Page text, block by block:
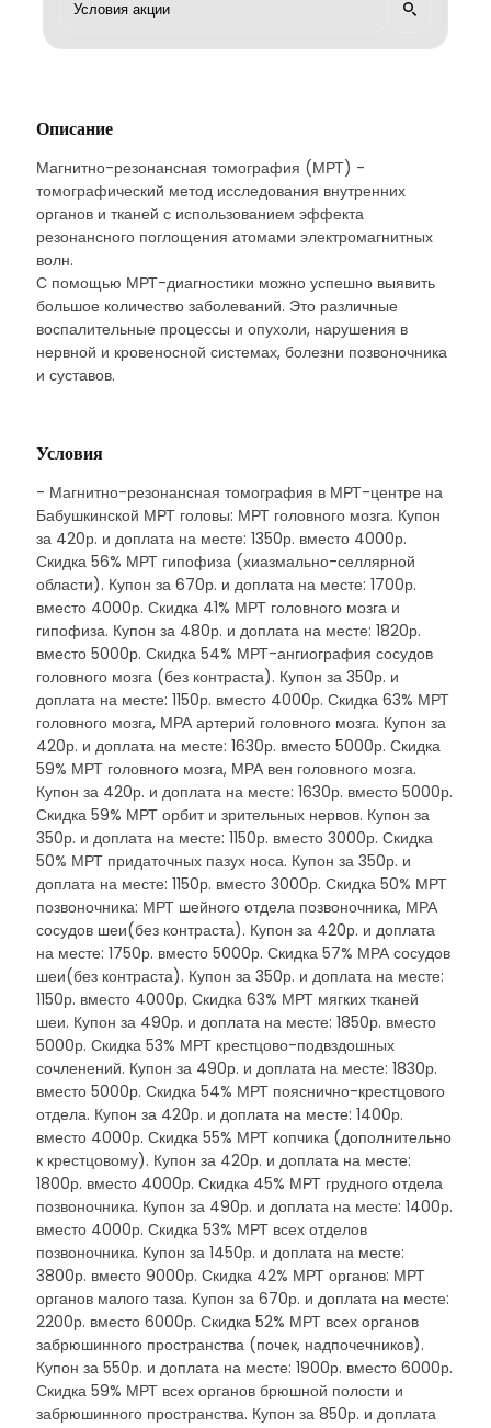
Описание
Магнитно-резонансная томография (МРТ) -
томографический метод исследования внутренних
органов и тканей с использованием эффекта
резонансного поглощения атомами электромагнитных
волн.
С помощью МРТ-диагностики можно успешно выявить
большое количество заболеваний. Это различные
воспалительные процессы и опухоли, нарушения в
нервной и кровеносной системах, болезни позвоночника
и суставов.
Условия
- Магнитно-резонансная томография в МРТ-центре на
Бабушкинской МРТ головы: МРТ головного мозга. Купон
за 420р. и доплата на месте: 1350р. вместо 4000р.
Скидка 56% МРТ гипофиза (хиазмально-селлярной
области). Купон за 670р. и доплата на месте: 1700р.
вместо 4000р. Скидка 41% МРТ головного мозга и
гипофиза. Купон за 480р. и доплата на месте: 1820р.
вместо 5000р. Скидка 54% МРТ-ангиография сосудов
головного мозга (без контраста). Купон за 350р. и
доплата на месте: 1150р. вместо 4000р. Скидка 63% МРТ
головного мозга, МРА артерий головного мозга. Купон за
420р. и доплата на месте: 1630р. вместо 5000р. Скидка
59% МРТ головного мозга, МРА вен головного мозга.
Купон за 420р. и доплата на месте: 1630р. вместо 5000р.
Скидка 59% МРТ орбит и зрительных нервов. Купон за
350р. и доплата на месте: 1150р. вместо 3000р. Скидка
50% МРТ придаточных пазух носа. Купон за 350р. и
доплата на месте: 1150р. вместо 3000р. Скидка 50% МРТ
позвоночника: МРТ шейного отдела позвоночника, МРА
сосудов шеи(без контраста). Купон за 420р. и доплата
на месте: 1750р. вместо 5000р. Скидка 57% МРА сосудов
шеи(без контраста). Купон за 350р. и доплата на месте:
1150р. вместо 4000р. Скидка 63% МРТ мягких тканей
шеи. Купон за 490р. и доплата на месте: 1850р. вместо
5000р. Скидка 53% МРТ крестцово-подвздошных
сочленений. Купон за 490р. и доплата на месте: 1830р.
вместо 5000р. Скидка 54% МРТ пояснично-крестцового
отдела. Купон за 420р. и доплата на месте: 1400р.
вместо 4000р. Скидка 55% МРТ копчика (дополнительно
к крестцовому). Купон за 420р. и доплата на месте:
1800р. вместо 4000р. Скидка 45% МРТ грудного отдела
позвоночника. Купон за 490р. и доплата на месте: 1400р.
вместо 4000р. Скидка 53% МРТ всех отделов
позвоночника. Купон за 1450р. и доплата на месте:
3800р. вместо 9000р. Скидка 42% МРТ органов: МРТ
органов малого таза. Купон за 670р. и доплата на месте:
2200р. вместо 6000р. Скидка 52% МРТ всех органов
забрюшинного пространства (почек, надпочечников).
Купон за 550р. и доплата на месте: 1900р. вместо 6000р.
Скидка 59% МРТ всех органов брюшной полости и
забрюшинного пространства. Купон за 850р. и доплата